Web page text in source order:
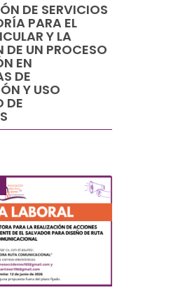
DE SERVICIOS
PARA EL
Y LA
UN PROCESO
EN
DE
Y USO
DE